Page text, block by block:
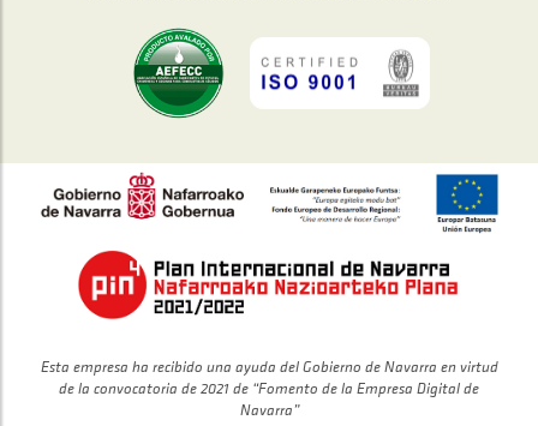
Esta empresa ha recibido una ayuda del Gobierno de Navarra en virtud
de la convocatoria de 2021 de “Fomento de la Empresa Digital de
Navarra”